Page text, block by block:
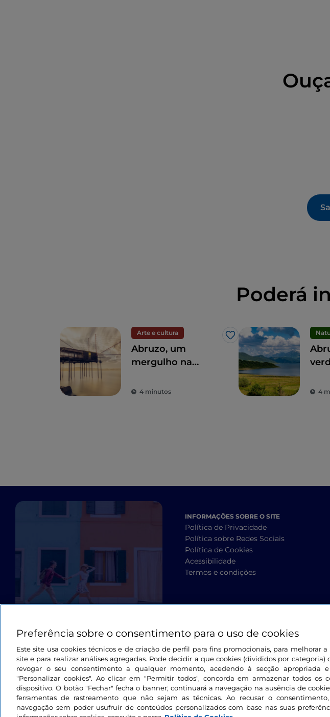
Poderá
Arte e cultura
Gosto
Abruzo, um
mergulho na
mar e as
4 minutos 4
INFORMAÇÕES SOBRE O SITE
Política de Privacidade
Política sobre Redes Sociais
Política de Cookies
Acessibilidade
Termos e condições
Preferência sobre o consentimento para o uso de cookies
Este site usa cookies técnicos e de criação de perfil para fins promocionais, para melhorar a
site e para realizar análises agregadas. Pode decidir a que cookies (divididos por categoria)
revogar o seu consentimento a qualquer momento, acedendo à secção apropriada
"Personalizar cookies". Ao clicar em "Permitir todos", concorda em armazenar todos os
dispositivo. O botão "Fechar" fecha o banner; continuará a navegação na ausência de
ferramentas de rastreamento que não sejam as técnicas. Ao recusar o
navegação sem poder usufruir de conteúdos personalizados com base nas suas